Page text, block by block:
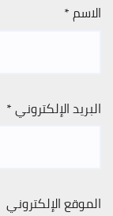
الاسم*
البريد الإلكتروني*
الموقع الإلكتروني